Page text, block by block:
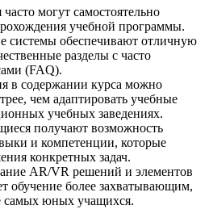
могут самостоятельно
учебной программы.
системы обеспечивают отличную
разделы с часто
(FAQ).
в содержании курса можно
чем адаптировать учебные
учебных заведениях.
получают возможность
и компетенции, которые
конкретных задач.
AR/VR решений и элементов
обучение более захватывающим,
самых юных учащихся.